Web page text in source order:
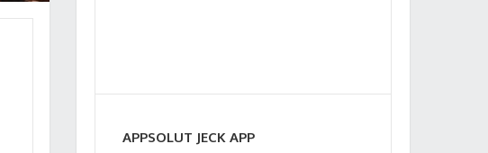
APPSOLUT JECK APP